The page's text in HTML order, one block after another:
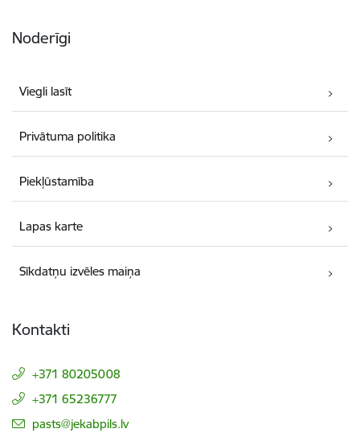
Noderīgi
Viegli lasīt
Privātuma politika
Piekļūstamība
Lapas karte
Sīkdatņu izvēles maiņa
Kontakti
+371 80205008
+371 65236777
E-pasts:
pasts@jekabpils.lv